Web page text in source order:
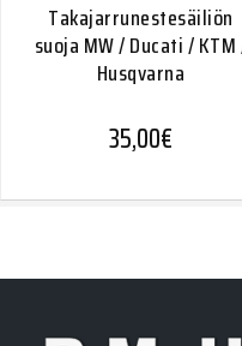
Takajarrunestesäiliön
suoja MW / Ducati /
Husqvarna
35,00€